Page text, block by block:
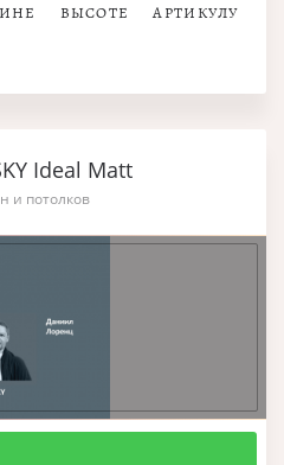
ВЫСОТЕ АРТИКУЛУ
Ideal Matt
и потолков